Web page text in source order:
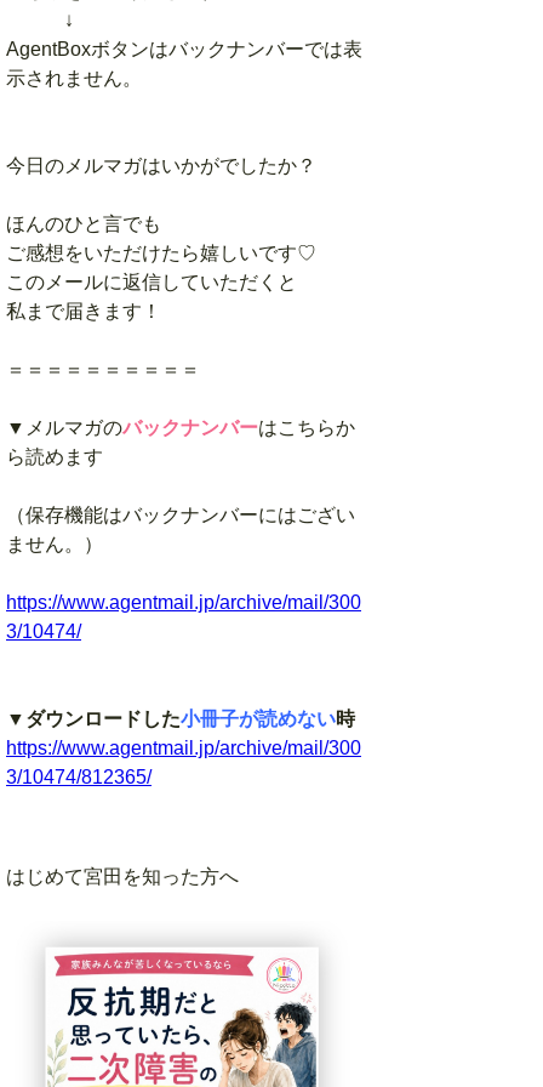
↓
AgentBoxボタンはバックナンバーでは表
示されません。
今日のメルマガはいかがでしたか？
ほんのひと言でも
ご感想をいただけたら嬉しいです♡
このメールに返信していただくと
私まで届きます！
＝＝＝＝＝＝＝＝＝＝
▼メルマガのバックナンバーはこちらか
ら読めます
（保存機能はバックナンバーにはござい
ません。）
https://www.agentmail.jp/archive/mail/300
3/10474/
▼ ダウンロードした小冊子が読めない時
https://www.agentmail.jp/archive/mail/300
3/10474/812365/
はじめて宮田を知った方へ